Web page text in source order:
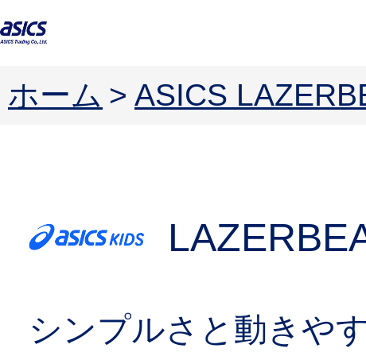
ホーム > ASICS
シンプルさと動きや